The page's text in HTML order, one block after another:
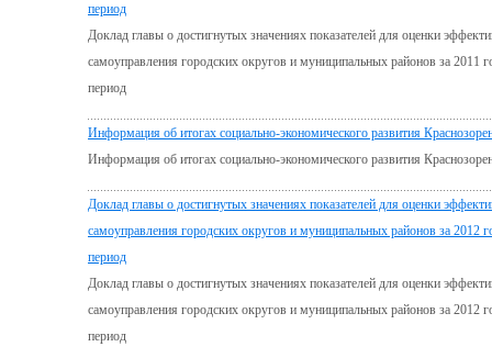
период
Доклад главы о достигнутых значениях показателей для оценки
самоуправления городских округов и муниципальных районов за 2011
период
Информация об итогах социально-экономического развития
Информация об итогах социально-экономического развития
Доклад главы о достигнутых значениях показателей для оценки
самоуправления городских округов и муниципальных районов за 2012
период
Доклад главы о достигнутых значениях показателей для оценки
самоуправления городских округов и муниципальных районов за 2012
период